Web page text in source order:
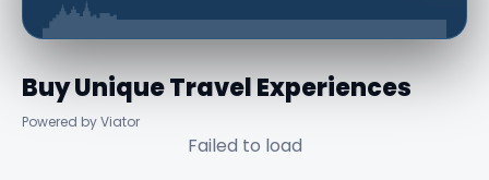
Buy Unique Travel Experiences
Powered by Viator
Failed to load